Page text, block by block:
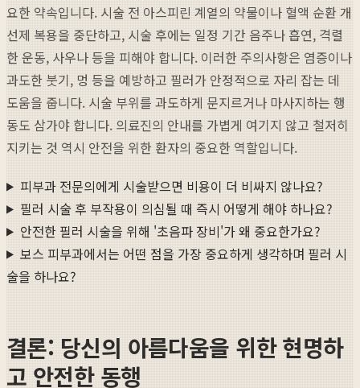
요한 약속입니다. 시술 전 아스피린 계열의 약물이나 혈액 순환 개
선제 복용을 중단하고, 시술 후에는 일정 기간 음주나 흡연, 격렬
한 운동, 사우나 등을 피해야 합니다. 이러한 주의사항은 염증이나
과도한 붓기, 멍 등을 예방하고 필러가 안정적으로 자리 잡는 데
도움을 줍니다. 시술 부위를 과도하게 문지르거나 마사지하는 행
동도 삼가야 합니다. 의료진의 안내를 가볍게 여기지 않고 철저히
지키는 것 역시 안전을 위한 환자의 중요한 역할입니다.
피부과 전문의에게 시술받으면 비용이 더 비싸지 않나요?
필러 시술 후 부작용이 의심될 때 즉시 어떻게 해야 하나요?
안전한 필러 시술을 위해 '초음파 장비'가 왜 중요한가요?
보스 피부과에서는 어떤 점을 가장 중요하게 생각하며 필러 시
술을 하나요?
결론: 당신의 아름다움을 위한 현명하
고 안전한 동행